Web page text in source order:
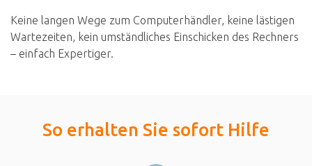
Keine langen Wege zum Computerhändler, keine lästigen
Wartezeiten, kein umständliches Einschicken des Rechners
– einfach Expertiger.
So erhalten Sie sofort Hilfe